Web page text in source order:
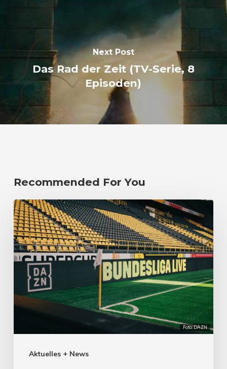
Next Post
Das Rad der Zeit (TV-Serie, 8
Episoden)
Recommended For You
Foto: DAZN
Aktuelles + News